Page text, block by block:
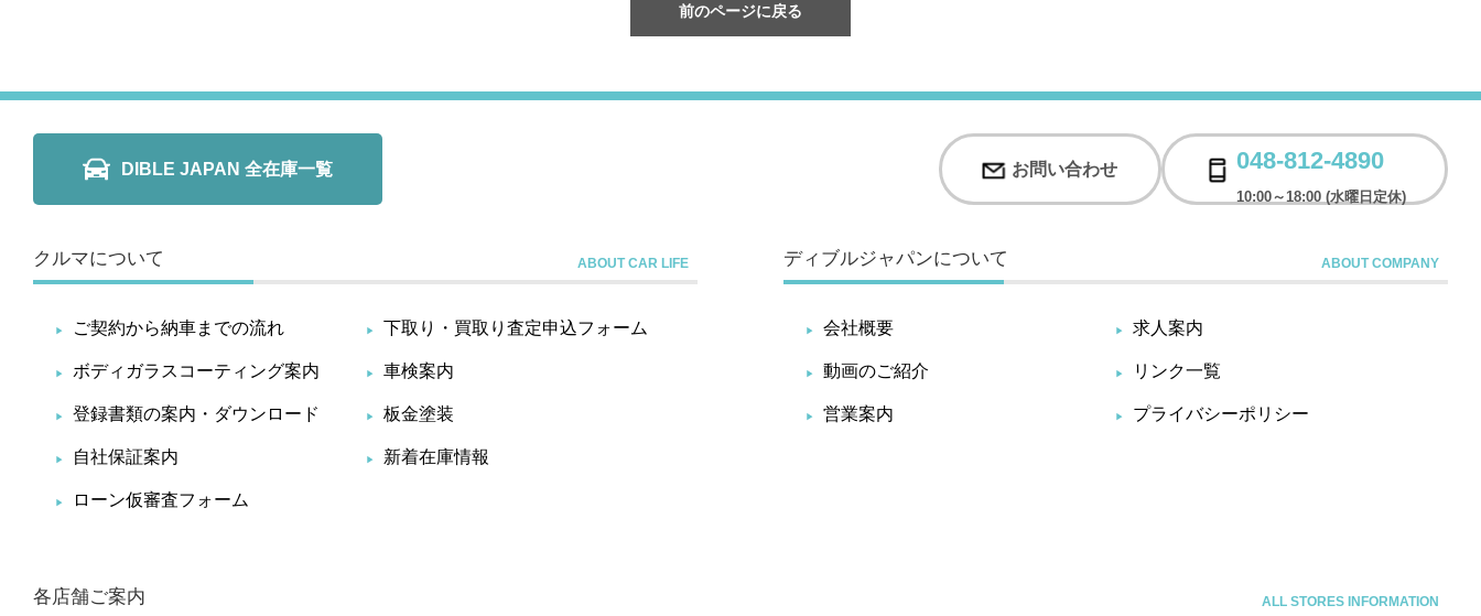
前のページに戻る
DIBLE JAPAN 全在庫一覧 お問い合わせ 048-812-4890
10:00～18:00 (水曜日定休)
クルマについて
ご契約から納車までの流れ 下取り・買取り査定申込フォーム
ボディガラスコーティング案内 車検案内
登録書類の案内・ダウンロード 板金塗装
自社保証案内 新着在庫情報
ローン仮審査フォーム
ディブルジャパンについて
会社概要 求人案内
動画のご紹介 リンク一覧
営業案内 プライバシーポリシー
各店舗ご案内